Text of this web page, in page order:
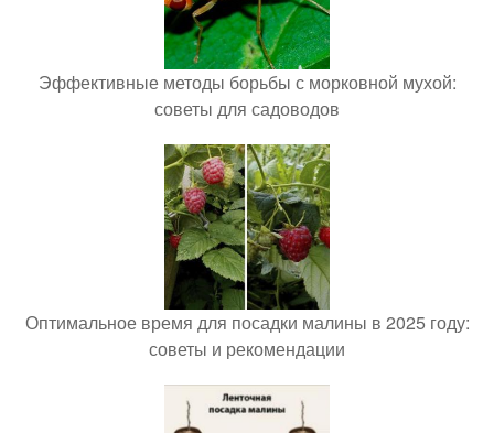
Эффективные методы борьбы с морковной мухой:
советы для садоводов
Оптимальное время для посадки малины в 2025 году:
советы и рекомендации